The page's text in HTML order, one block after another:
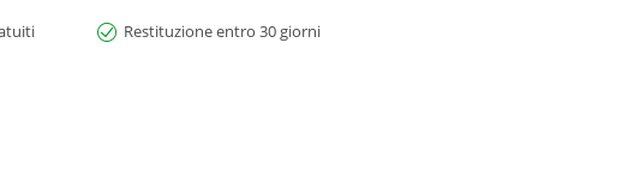
Restituzione entro 30 giorni